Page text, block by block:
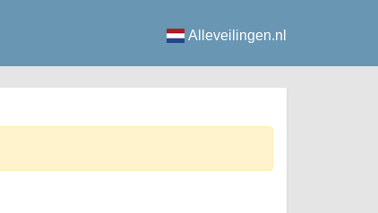
Alleveilingen.nl